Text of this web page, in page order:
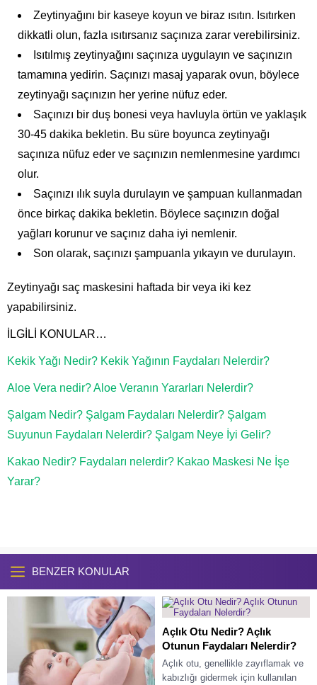
Zeytinyağını bir kaseye koyun ve biraz ısıtın. Isıtırken
dikkatli olun, fazla ısıtırsanız saçınıza zarar verebilirsiniz.
Isıtılmış zeytinyağını saçınıza uygulayın ve saçınızın
tamamına yedirin. Saçınızı masaj yaparak ovun, böylece
zeytinyağı saçınızın her yerine nüfuz eder.
Saçınızı bir duş bonesi veya havluyla örtün ve yaklaşık
30-45 dakika bekletin. Bu süre boyunca zeytinyağı
saçınıza nüfuz eder ve saçınızın nemlenmesine yardımcı
olur.
Saçınızı ılık suyla durulayın ve şampuan kullanmadan
önce birkaç dakika bekletin. Böylece saçınızın doğal
yağları korunur ve saçınız daha iyi nemlenir.
Son olarak, saçınızı şampuanla yıkayın ve durulayın.
Zeytinyağı saç maskesini haftada bir veya iki kez
yapabilirsiniz.
İLGİLİ KONULAR…
Kekik Yağı Nedir? Kekik Yağının Faydaları Nelerdir?
Aloe Vera nedir? Aloe Veranın Yararları Nelerdir?
Şalgam Nedir? Şalgam Faydaları Nelerdir? Şalgam
Suyunun Faydaları Nelerdir? Şalgam Neye İyi Gelir?
Kakao Nedir? Faydaları nelerdir? Kakao Maskesi Ne İşe
Yarar?
BENZER KONULAR
Açlık Otu Nedir? Açlık
Otunun Faydaları Nelerdir?
Açlık otu, genellikle zayıflamak ve
kabızlığı gidermek için kullanılan